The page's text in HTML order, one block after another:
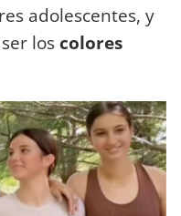
adolescentes, y
los colores